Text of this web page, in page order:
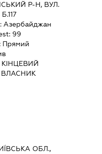
Р-Н, ВУЛ.
Азербайджан
99
Прямий
КІНЦЕВИЙ
ВЛАСНИК
ОБЛ.,